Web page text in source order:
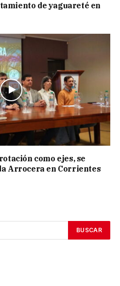
de yaguareté en
como ejes, se
Arrocera en Corrientes